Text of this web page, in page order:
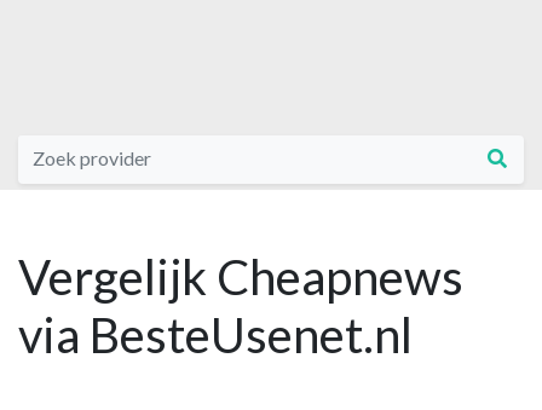
Vergelijk Cheapnews
via BesteUsenet.nl